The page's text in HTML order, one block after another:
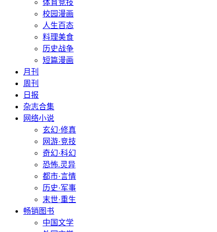
体育竞技
校园漫画
人生百态
料理美食
历史战争
短篇漫画
月刊
周刊
日报
杂志合集
网络小说
玄幻·修真
网游·竞技
奇幻·科幻
恐怖.灵异
都市·言情
历史·军事
末世·重生
畅销图书
中国文学